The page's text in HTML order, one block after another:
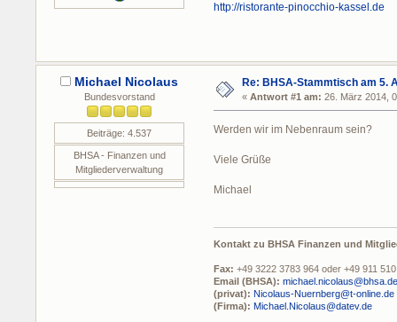
http://ristorante-pinocchio-kassel.de
Michael Nicolaus
Bundesvorstand
Beiträge: 4.537
BHSA - Finanzen und
Mitgliederverwaltung
Re: BHSA-Stammtisch am 5.
« Antwort #1 am: 26. März 2014,
Werden wir im Nebenraum sein?
Viele Grüße
Michael
Kontakt zu BHSA Finanzen und
Fax: +49 3222 3783 964 oder +49 911
Email (BHSA): michael.nicolaus@bhsa.de
(privat): Nicolaus-Nuernberg@t-online.de
(Firma): Michael.Nicolaus@datev.de